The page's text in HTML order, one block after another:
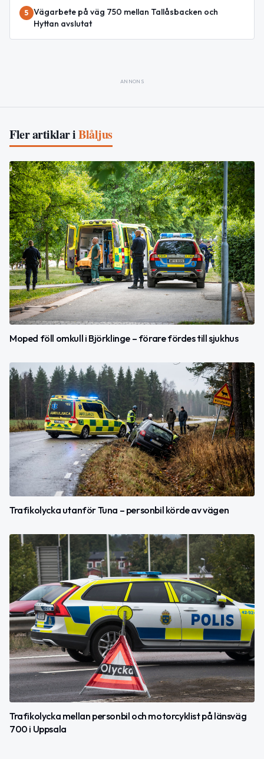
5 Vägarbete på väg 750 mellan Tallåsbacken och
Hyttan avslutat
ANNONS
Fler artiklar iBlåljus
Moped föll omkull i Björklinge – förare fördes till sjukhus
Trafikolycka utanför Tuna – personbil körde av vägen
Trafikolycka mellan personbil och motorcyklist på länsväg
700 i Uppsala